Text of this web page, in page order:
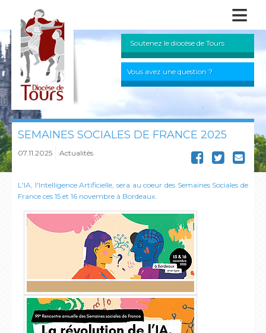
≡
Soutenez le diocèse de Tours
Vous avez une question ?
SEMAINES SOCIALES DE FRANCE 2025
07.11.2025 Actualités
L'IA, l'Intelligence Artificielle, sera au coeur des Semaines Sociales de
France ces 15 et 16 novembre à Bordeaux.